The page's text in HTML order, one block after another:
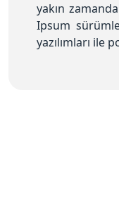
yakın
Ipsum
yazılımları ile